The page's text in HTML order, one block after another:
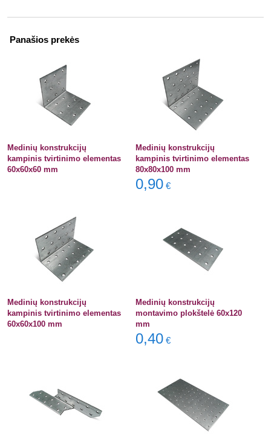
Panašios prekės
Medinių konstrukcijų
kampinis tvirtinimo elementas
60x60x60 mm
Medinių konstrukcijų
kampinis tvirtinimo elementas
80x80x100 mm
0,90 €
Medinių konstrukcijų
kampinis tvirtinimo elementas
60x60x100 mm
Medinių konstrukcijų
montavimo plokštelė 60x120
mm
0,40 €